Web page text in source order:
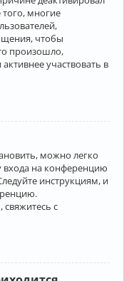
многие
чтобы
произошло,
участвовать в
можно легко
входа на конференцию
инструкциям, и
свяжитесь с